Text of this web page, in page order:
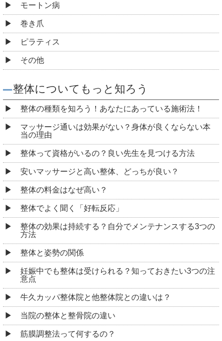
モートン病
巻き爪
ピラティス
その他
整体についてもっと知ろう
整体の種類を知ろう！あなたにあっている施術法！
マッサージ通いは効果がない？身体が良くならない本
当の理由
整体って資格がいるの？良い先生を見つける方法
安いマッサージと高い整体、どっちが良い？
整体の料金はなぜ高い？
整体でよく聞く「好転反応」
整体の効果は持続する？自分でメンテナンスする3つの
方法
整体と姿勢の関係
妊娠中でも整体は受けられる？知っておきたい3つの注
意点
牛久カッパ整体院と他整体院との違いは？
当院の整体と整骨院の違い
筋膜調整法って何するの？